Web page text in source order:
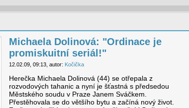
Michaela Dolinová: "Ordinace je
promiskuitní seriál!"
12.02.09, 09:13, autor: Kočička
Herečka Michaela Dolinová (44) se otřepala z
rozvodových tahanic a nyní je šťastná s předsedou
Městského soudu v Praze Janem Sváčkem.
Přestěhovala se do většího bytu a začíná nový život.